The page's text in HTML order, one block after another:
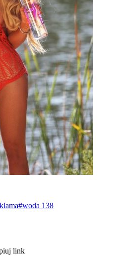
#woda 138
link